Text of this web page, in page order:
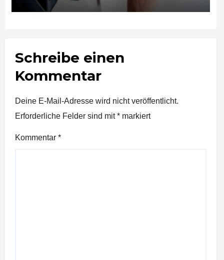
Schreibe einen
Kommentar
Deine E-Mail-Adresse wird nicht veröffentlicht.
Erforderliche Felder sind mit* markiert
Kommentar *